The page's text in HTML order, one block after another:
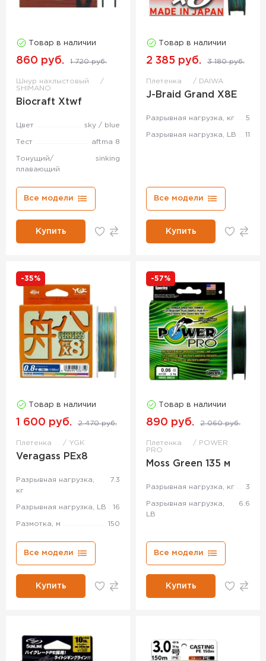
Товар в наличии
860 руб. 1 720 руб.
Шнур нахлыстовый
SHIMANO
Biocraft Xtwf
Цвет sky / blue
Тест aftma 8
Тонущий/
плавающий
sinking
Все модели
Купить
Товар в наличии
2 385 руб. 3 180 руб.
Плетенка DAIWA
J-Braid Grand X8E
Разрывная нагрузка, кг 5
Разрывная нагрузка, LB 11
Все модели
Купить
-35%
Товар в наличии
1 600 руб. 2 470 руб.
Плетенка YGK
Veragass PEx8
Разрывная нагрузка,
кг
7.3
Разрывная нагрузка, LB 16
Размотка, м 150
Все модели
Купить
-57%
Товар в наличии
890 руб. 2 060 руб.
Плетенка
POWER
PRO
Moss Green 135 м
Разрывная нагрузка, кг 3
Разрывная нагрузка,
LB
6.6
Все модели
Купить